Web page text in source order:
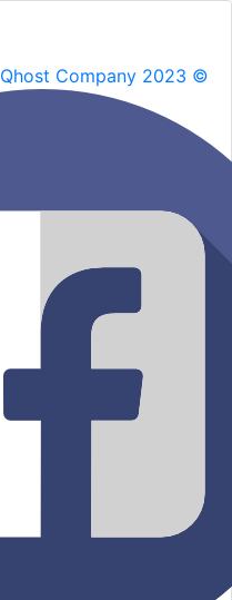
Qhost Company 2023 ©